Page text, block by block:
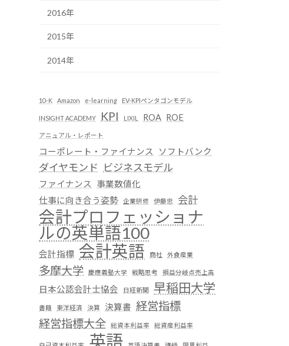
2016年
2015年
2014年
10-K Amazon e-learning EV-KPIペンタゴンモデル
INSIGHT ACADEMY KPI LIXIL ROA ROE
アニュアル・レポート
コーポレート・ファイナンス ソフトバンク
ダイヤモンド ビジネスモデル
ファイナンス
事業数値化
仕事に向き合う姿勢
企業研修 伊藤忠 会計
会計プロフェッショナ
ルの英単語100
会計指標 会計英語 商社 外食産業
多摩大学 慶應義塾大学 戦略思考 損益分岐点売上高
日本公認会計士協会 日経新聞 早稲田大学
書籍 東洋経済 決算 決算書 経営指標
経営指標大全
総資本利益率 総資産利益率
英語